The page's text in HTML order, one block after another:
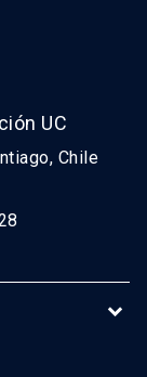
UC
Chile